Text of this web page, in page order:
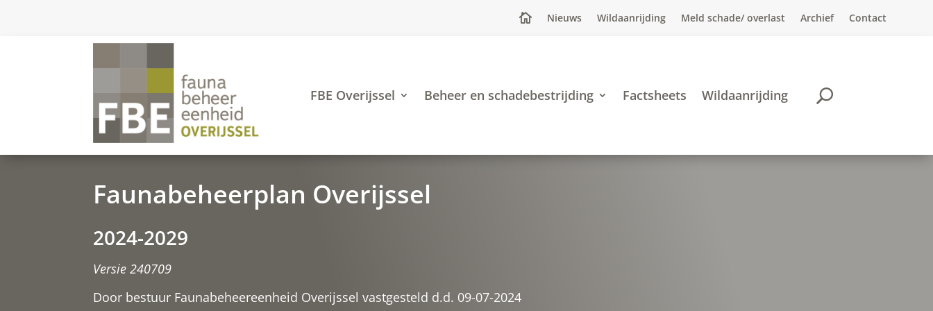
 Nieuws Wildaanrijding Meld schade/ overlast Archief Contact
FBE Overijssel Beheer en schadebestrijding Factsheets Wildaanrijding
Faunabeheerplan Overijssel
2024-2029
Versie 240709
Door bestuur Faunabeheereenheid Overijssel vastgesteld d.d. 09-07-2024